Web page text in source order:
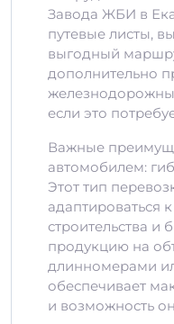
Завода ЖБИ в
путевые листы,
выгодный
дополнительно
если это
Важные
автомобилем:
Этот тип
адаптироваться
строительства и
продукцию на
длинномерами
обеспечивает
и возможность